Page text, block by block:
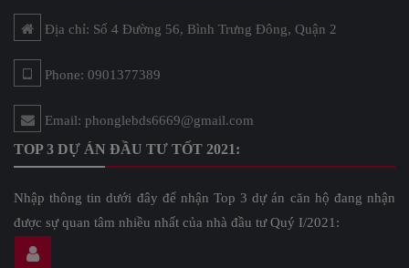
Địa chỉ: Số 4 Đường 56, Bình Trưng Đông, Quận 2
Phone: 0901377389
Email: phonglebds6669@gmail.com
TOP 3 DỰ ÁN ĐẦU TƯ TỐT 2021:
Nhập thông tin dưới đây để nhận Top 3 dự án căn hộ đang nhận
được sự quan tâm nhiều nhất của nhà đầu tư Quý I/2021: